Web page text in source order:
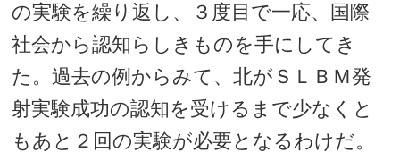
の実験を繰り返し、３度目で一応、国際
社会から認知らしきものを手にしてき
た。過去の例からみて、北がＳＬＢＭ発
射実験成功の認知を受けるまで少なくと
もあと２回の実験が必要となるわけだ。